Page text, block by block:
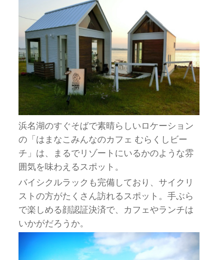
浜名湖のすぐそばで素晴らしいロケーション
の「はまなこみんなのカフェ むらくしビー
チ」は、まるでリゾートにいるかのような雰
囲気を味わえるスポット。
バイシクルラックも完備しており、サイクリ
ストの方がたくさん訪れるスポット。手ぶら
で楽しめる顔認証決済で、カフェやランチは
いかがだろうか。